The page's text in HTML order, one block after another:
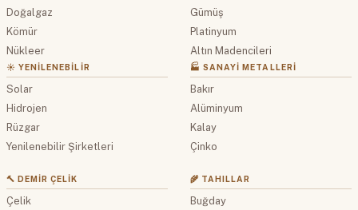
Doğalgaz
Kömür
Nükleer
☀️ YENILENEBILIR
Solar
Hidrojen
Rüzgar
Yenilenebilir Şirketleri
Gümüş
Platinyum
Altın Madencileri
🏭 SANAYI METALLERI
Bakır
Alüminyum
Kalay
Çinko
🔨 DEMIR ÇELIK
Çelik
🌾 TAHILLAR
Buğday